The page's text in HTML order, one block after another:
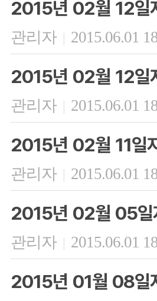
2015년 02월 12일
관리자 | 2015.06.01
2015년 02월 12일
관리자 | 2015.06.01
2015년 02월 11일
관리자 | 2015.06.01
2015년 02월 05일
관리자 | 2015.06.01
2015년 01월 08일